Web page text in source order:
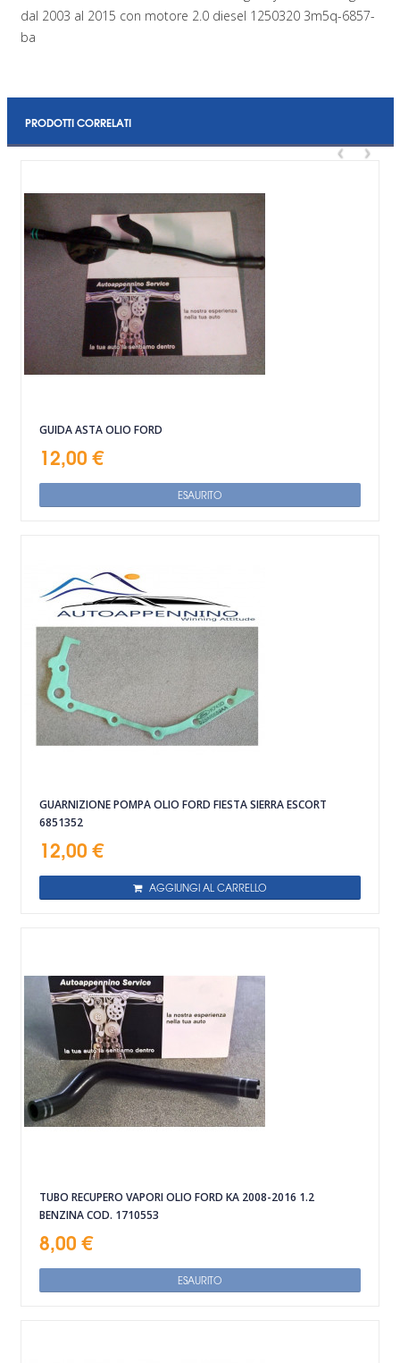
dal 2003 al 2015 con motore 2.0 diesel 1250320 3m5q-6857-
ba
PRODOTTI CORRELATI
‹ ›
GUIDA ASTA OLIO FORD
12,00 €
ESAURITO
GUARNIZIONE POMPA OLIO FORD FIESTA SIERRA ESCORT
6851352
12,00 €
AGGIUNGI AL CARRELLO
TUBO RECUPERO VAPORI OLIO FORD KA 2008-2016 1.2
BENZINA COD. 1710553
8,00 €
ESAURITO